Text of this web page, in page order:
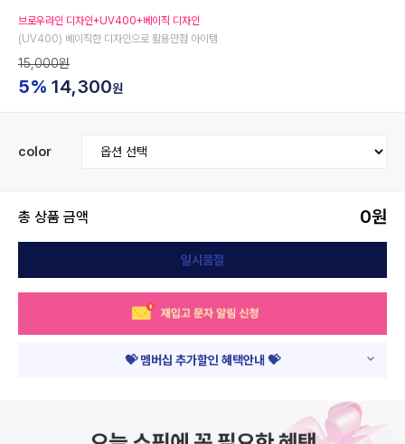
브로우라인 디자인+UV400+베이직 디자인
(UV400) 베이직한 디자인으로 활용만점 아이템
15,000원
5% 14,300원
color
총 상품 금액 0원
일시품절
💝 멤버십 추가할인 혜택안내 💝